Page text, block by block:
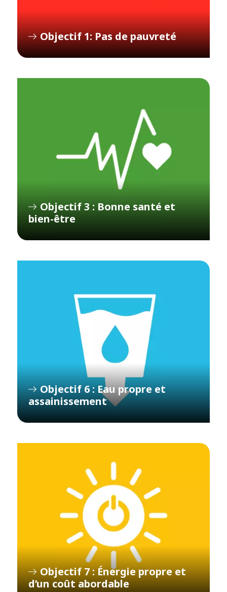
Objectif 1: Pas de pauvreté
Objectif 3 : Bonne santé et
bien-être
Objectif 6 : Eau propre et
assainissement
Objectif 7 : Énergie propre et
d’un coût abordable